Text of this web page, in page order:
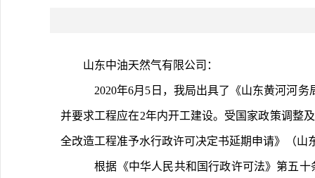
山东中油天然气有限公司：
并要求工程应在2年内开工建设。受国家政策调整
全改造工程准予水行政许可决定书延期申请》（山
	根据《中华人民共和国行政许可法》第五十条、《水行政许可实施办法》第四十条第二款，经研究，同意工程延期，决定出具沧淄线黄河穿越段安全改造工程建设方案